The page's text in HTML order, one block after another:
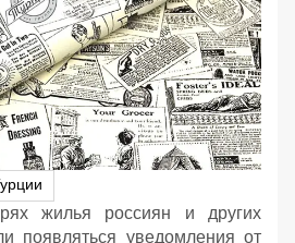
жилья россиян и других
появляться уведомления от